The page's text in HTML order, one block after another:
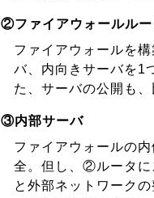
②ファイアウォールルー
ファイアウォールを
バ、内向きサーバを1
た、サーバの公開も
③内部サーバ
ファイアウォールの
全。但し、②ルータに
と外部ネットワーク